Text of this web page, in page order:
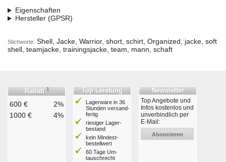
Eigenschaften
Hersteller (GPSR)
Stichworte: Shell, Jacke, Warrior, short, schirt, Organized, jacke, soft
shell, teamjacke, trainingsjacke, team, mann, schaft
Rabatt 1
600 €
2%
1000 €
4%
Top Leistung
Lagerware in 36
Stunden ver­sand­
fertig
riesiger Lager­
bestand
kein Mindest­
bestell­wert
60 Tage Um­
tausch­recht
Newsletter
Top Angebote und
Infos kostenlos und
unverbindlich per
E-Mail:
Abonnieren